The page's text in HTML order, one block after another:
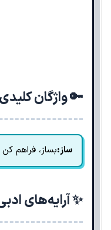
🔑 واژگان کلیدی
ساز:بساز، فراهم کن
✨ آرایه‌های